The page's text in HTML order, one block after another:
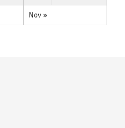
Nov »